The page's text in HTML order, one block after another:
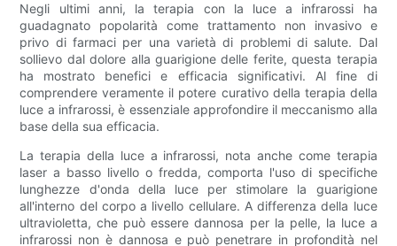
Negli ultimi anni, la terapia con la luce a infrarossi ha
guadagnato popolarità come trattamento non invasivo e
privo di farmaci per una varietà di problemi di salute. Dal
sollievo dal dolore alla guarigione delle ferite, questa terapia
ha mostrato benefici e efficacia significativi. Al fine di
comprendere veramente il potere curativo della terapia della
luce a infrarossi, è essenziale approfondire il meccanismo alla
base della sua efficacia.
La terapia della luce a infrarossi, nota anche come terapia
laser a basso livello o fredda, comporta l'uso di specifiche
lunghezze d'onda della luce per stimolare la guarigione
all'interno del corpo a livello cellulare. A differenza della luce
ultravioletta, che può essere dannosa per la pelle, la luce a
infrarossi non è dannosa e può penetrare in profondità nel